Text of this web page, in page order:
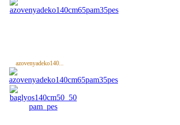
azovenyadeko140...